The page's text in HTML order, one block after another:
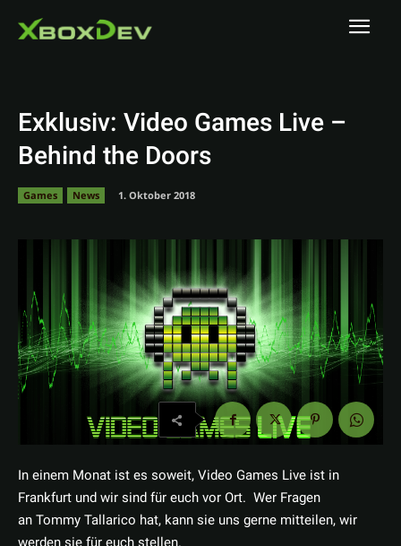
Exklusiv: Video Games Live –
Behind the Doors
Games News 1. Oktober 2018
In einem Monat ist es soweit, Video Games Live ist in
Frankfurt und wir sind für euch vor Ort. Wer Fragen
an Tommy Tallarico hat, kann sie uns gerne mitteilen, wir